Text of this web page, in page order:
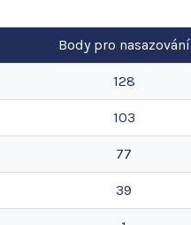
Body pro nasazování
128
103
77
39